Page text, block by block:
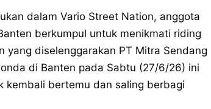
dalam Vario Street Nation, anggota
berkumpul untuk menikmati riding
yang diselenggarakan PT Mitra Sendang
di Banten pada Sabtu (27/6/26) ini
kembali bertemu dan saling berbagi